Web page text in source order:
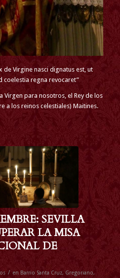
de Virgine nasci dignatus est, ut
coelestia regna revocaret”
Virgen para nosotros, el Rey de los
a los reinos celestiales) Maitines.
SEVILLA
LA MISA
DE
/ en Barrio Santa Cruz, Gregoriano,